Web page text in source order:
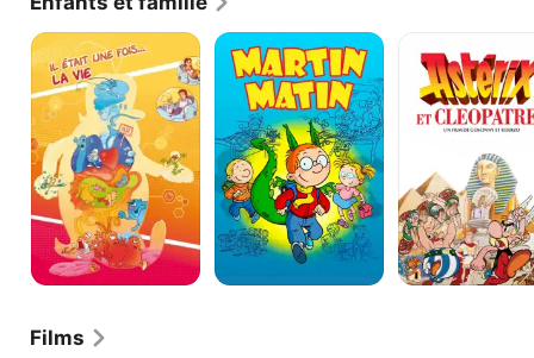
Il
était
une
fois...
la
vie
Martin
Matin
Cléopâtre
Films